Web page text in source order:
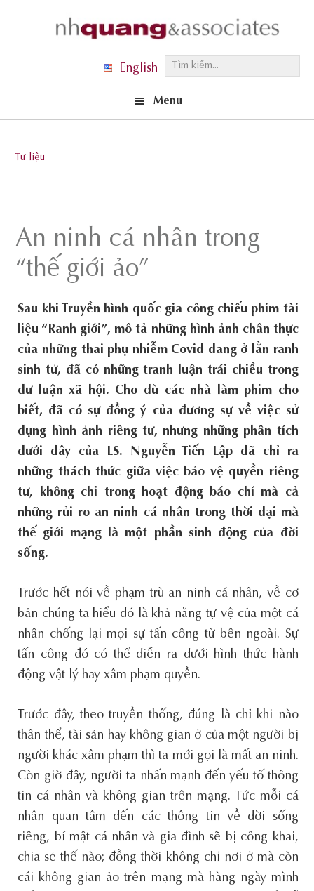
m
.
English
Menu
Tư liệu
An ninh cá nhân trong
“thế giới ảo”
Sau khi Truyền hình quốc gia công chiếu phim tài
liệu “Ranh giới”, mô tả những hình ảnh chân thực
của những thai phụ nhiễm Covid đang ở lằn ranh
sinh tử, đã có những tranh luận trái chiều trong
dư luận xã hội. Cho dù các nhà làm phim cho
biết, đã có sự đồng ý của đương sự về việc sử
dụng hình ảnh riêng tư, nhưng những phân tích
dưới đây của LS. Nguyễn Tiến Lập đã chỉ ra
những thách thức giữa việc bảo vệ quyền riêng
tư, không chỉ trong hoạt động báo chí mà cả
những rủi ro an ninh cá nhân trong thời đại mà
thế giới mạng là một phần sinh động của đời
sống.
Trước hết nói về phạm trù an ninh cá nhân, về cơ
bản chúng ta hiểu đó là khả năng tự vệ của một cá
nhân chống lại mọi sự tấn công từ bên ngoài. Sự
tấn công đó có thể diễn ra dưới hình thức hành
động vật lý hay xâm phạm quyền.
Trước đây, theo truyền thống, đúng là chỉ khi nào
thân thể, tài sản hay không gian ở của một người bị
người khác xâm phạm thì ta mới gọi là mất an ninh.
Còn giờ đây, người ta nhấn mạnh đến yếu tố thông
tin cá nhân và không gian trên mạng. Tức mỗi cá
nhân quan tâm đến các thông tin về đời sống
riêng, bí mật cá nhân và gia đình sẽ bị công khai,
chia sẻ thế nào; đồng thời không chỉ nơi ở mà còn
cái không gian ảo trên mạng mà hàng ngày mình